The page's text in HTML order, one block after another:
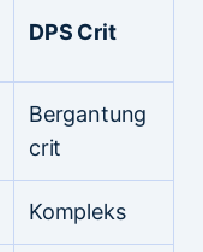
DPS Crit
Bergantung
crit
Kompleks